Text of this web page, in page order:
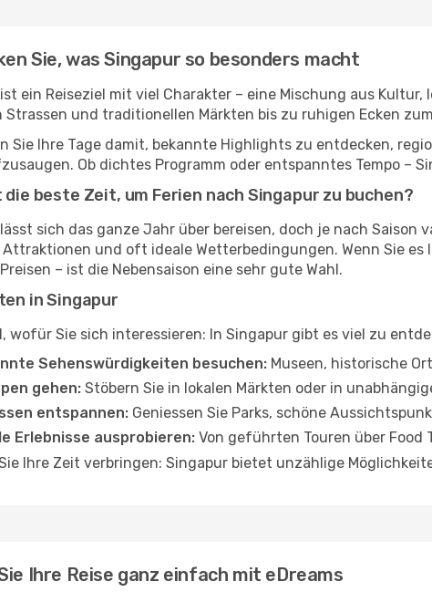
Sie, was Singapur so besonders macht
ein Reiseziel mit viel Charakter – eine Mischung aus
und traditionellen Märkten bis zu ruhigen Ecken
Sie Ihre Tage damit, bekannte Highlights zu entdecken,
Ob dichtes Programm oder entspanntes Tempo –
die beste Zeit, um Ferien nach Singapur zu buchen?
sich das ganze Jahr über bereisen, doch je nach Saison
und oft ideale Wetterbedingungen. Wenn Sie
– ist die Nebensaison eine sehr gute Wahl.
in Singapur
wofür Sie sich interessieren: In Singapur gibt es viel zu
Sehenswürdigkeiten besuchen: Museen, historische
gehen: Stöbern Sie in lokalen Märkten oder in
entspannen: Geniessen Sie Parks, schöne
Erlebnisse ausprobieren: Von geführten Touren über
Ihre Zeit verbringen: Singapur bietet unzählige
Ihre Reise ganz einfach mit eDreams